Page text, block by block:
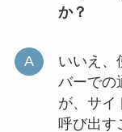
か？
いいえ、
バーでの
が、サイ
呼び出す